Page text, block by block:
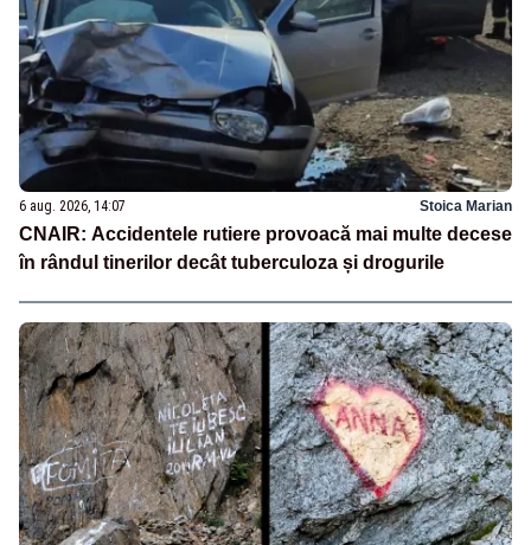
6 aug. 2026, 14:07 Stoica Marian
CNAIR: Accidentele rutiere provoacă mai multe decese
în rândul tinerilor decât tuberculoza și drogurile